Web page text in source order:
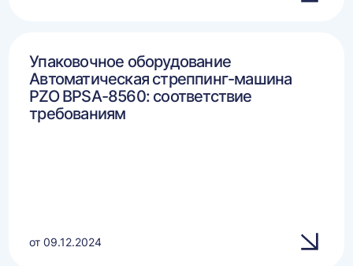
Упаковочное оборудование
Автоматическая стреппинг-машина
PZO BPSA-8560: соответствие
требованиям
от 09.12.2024